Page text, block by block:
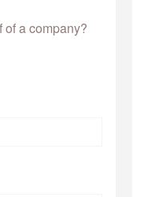
of a company?